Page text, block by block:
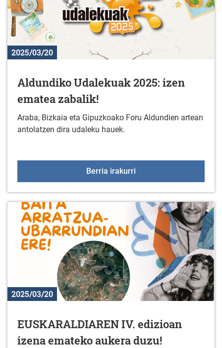
2025/03/20
Aldundiko Udalekuak 2025: izen
ematea zabalik!
Araba, Bizkaia eta Gipuzkoako Foru Aldundien artean
antolatzen dira udaleku hauek.
Berria irakurri
2025/03/20
EUSKARALDIAREN IV. edizioan
izena emateko aukera duzu!